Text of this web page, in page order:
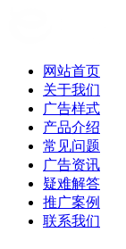
网站首页
关于我们
广告样式
产品介绍
常见问题
广告资讯
疑难解答
推广案例
联系我们